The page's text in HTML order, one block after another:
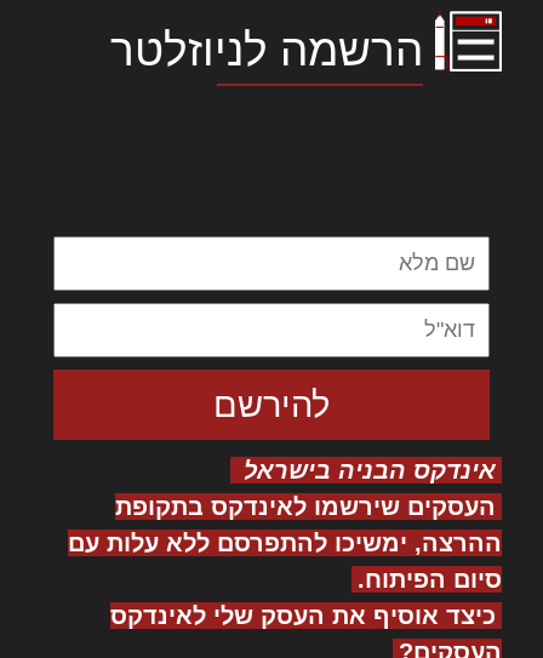
הרשמה לניוזלטר
אינדקס הבניה בישראל
העסקים שירשמו לאינדקס בתקופת
ההרצה, ימשיכו להתפרסם ללא עלות עם
סיום הפיתוח.
כיצד אוסיף את העסק שלי לאינדקס
העסקים?